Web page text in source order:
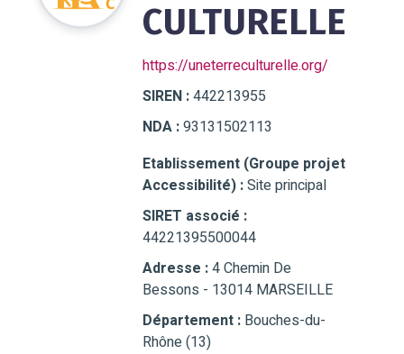
CULTURELLE
https://uneterreculturelle.org/
SIREN :442213955
NDA :93131502113
Etablissement (Groupe projet
Accessibilité) :Site principal
SIRET associé :
44221395500044
Adresse :4 Chemin De
Bessons - 13014 MARSEILLE
Département : Bouches-du-
Rhône (13)